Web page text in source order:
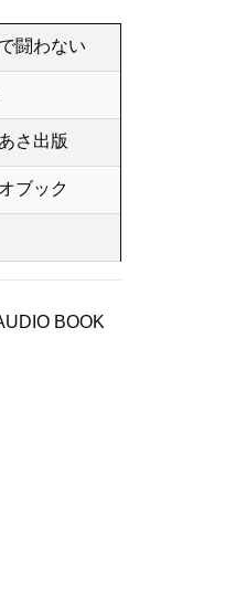
闘わない
さ出版
ブック
BOOK